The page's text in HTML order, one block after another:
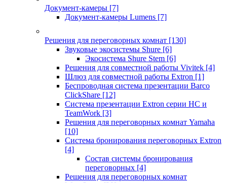
Документ-камеры [7]
Документ-камеры Lumens [7]
Решения для переговорных комнат [130]
Звуковые экосистемы Shure [6]
Экосистема Shure Stem [6]
Решения для совместной работы Vivitek [4]
Шлюз для совместной работы Extron [1]
Беспроводная система презентации Barco
ClickShare [12]
Система презентации Extron серии HC и
TeamWork [3]
Решения для переговорных комнат Yamaha
[10]
Система бронирования переговорных Extron
[4]
Состав системы бронирования
переговорных [4]
Решения для переговорных комнат